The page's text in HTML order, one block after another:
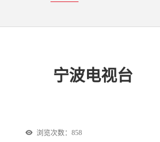
宁波电视台
浏览次数： 858